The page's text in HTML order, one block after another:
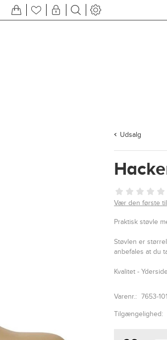
Udsalg
Vær den første
Praktisk støvle
Støvlen er
anbefales at du
Kvalitet -
Varenr.: 7653-
Tilgængelighed: